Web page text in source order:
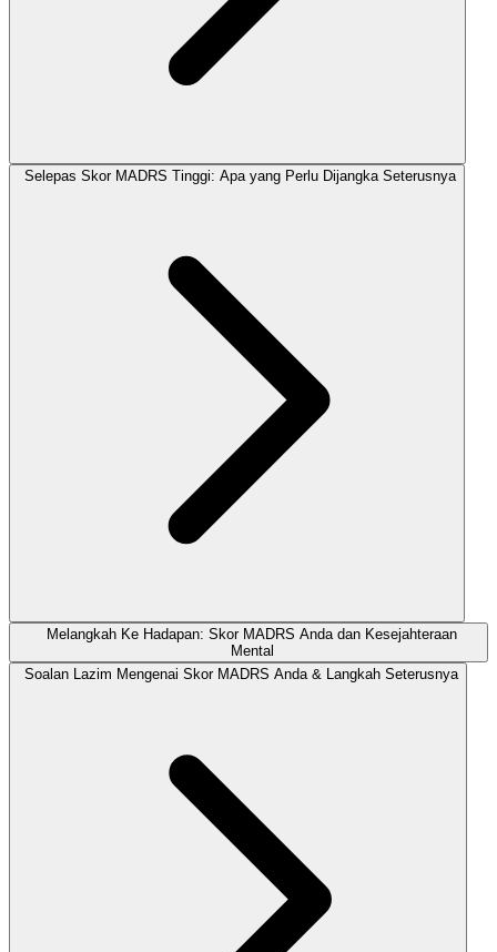
Selepas Skor MADRS Tinggi: Apa yang Perlu Dijangka Seterusnya
Melangkah Ke Hadapan: Skor MADRS Anda dan Kesejahteraan
Mental
Soalan Lazim Mengenai Skor MADRS Anda & Langkah Seterusnya